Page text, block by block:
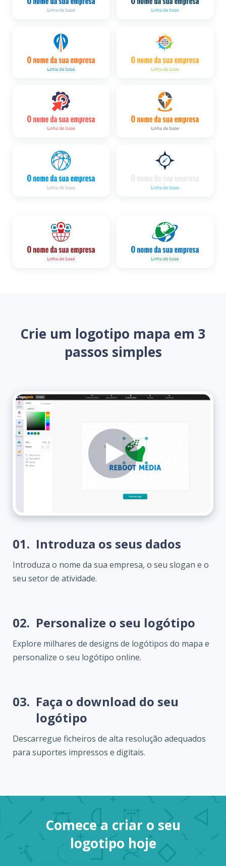
Crie um logotipo mapa em 3
passos simples
01. Introduza os seus dados
Introduza o nome da sua empresa, o seu slogan e o
seu setor de atividade.
02. Personalize o seu logótipo
Explore milhares de designs de logótipos do mapa e
personalize o seu logótipo online.
03. Faça o download do seu
logótipo
Descarregue ficheiros de alta resolução adequados
para suportes impressos e digitais.
Comece a criar o seu
logotipo hoje